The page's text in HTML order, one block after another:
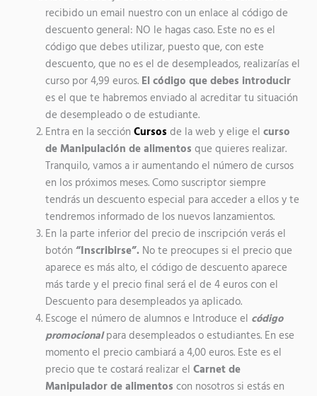
recibido un email nuestro con un enlace al código de
descuento general: NO le hagas caso. Este no es el
código que debes utilizar, puesto que, con este
descuento, que no es el de desempleados, realizarías el
curso por 4,99 euros. El código que debes introducir
es el que te habremos enviado al acreditar tu situación
de desempleado o de estudiante.
Entra en la sección Cursos de la web y elige el curso
de Manipulación de alimentos que quieres realizar.
Tranquilo, vamos a ir aumentando el número de cursos
en los próximos meses. Como suscriptor siempre
tendrás un descuento especial para acceder a ellos y te
tendremos informado de los nuevos lanzamientos.
En la parte inferior del precio de inscripción verás el
botón “Inscribirse”.No te preocupes si el precio que
aparece es más alto, el código de descuento aparece
más tarde y el precio final será el de 4 euros con el
Descuento para desempleados ya aplicado.
Escoge el número de alumnos e Introduce el código
promocionalpara desempleados o estudiantes. En ese
momento el precio cambiará a 4,00 euros. Este es el
precio que te costará realizar el Carnet de
Manipulador de alimentos con nosotros si estás en